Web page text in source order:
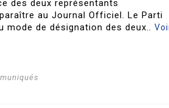
des deux représentants
au Journal Officiel. Le Parti
de désignation des deux..